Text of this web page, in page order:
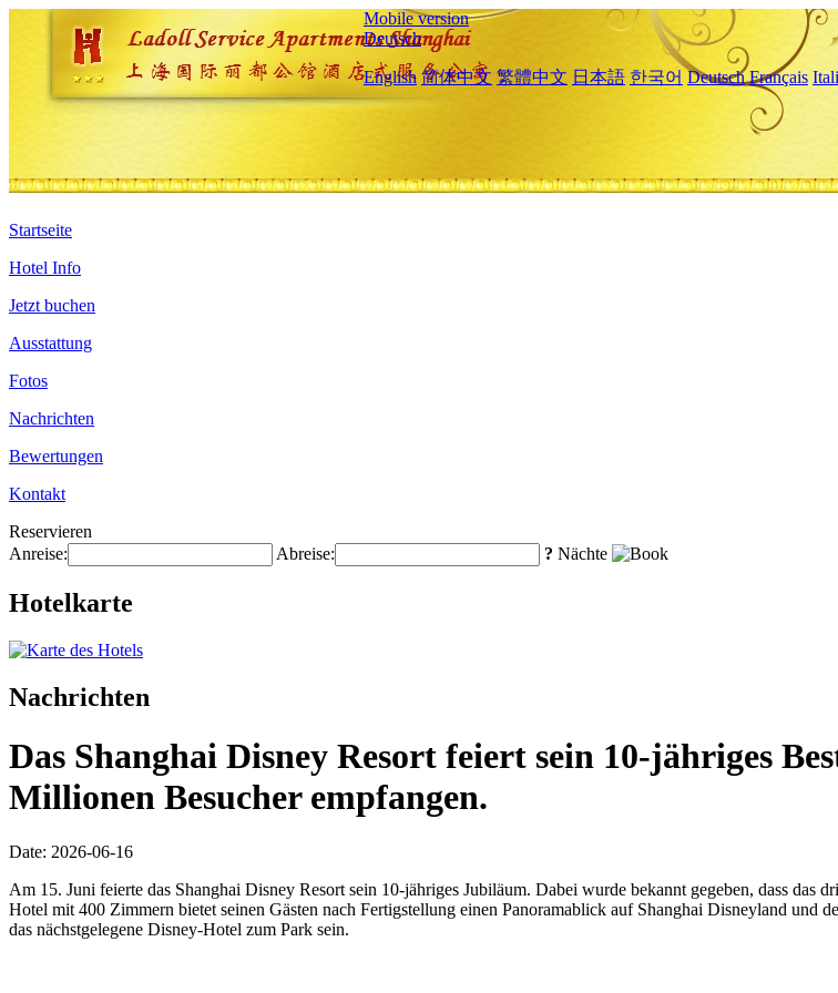
Mobile version
Deutsch
English 简体中文 繁體中文 日本語 한국어 Deutsch Français
Startseite
Hotel Info
Jetzt buchen
Ausstattung
Fotos
Nachrichten
Bewertungen
Kontakt
Reservieren
Anreise:
Abreise: ? Nächte
Hotelkarte
Nachrichten
Das Shanghai Disney Resort feiert sein 10-jähriges
Millionen Besucher empfangen.
Date: 2026-06-16
Am 15. Juni feierte das Shanghai Disney Resort sein 10-jähriges Jubiläum. Dabei wurde bekannt gegeben, dass
Hotel mit 400 Zimmern bietet seinen Gästen nach Fertigstellung einen Panoramablick auf Shanghai Disneyland und
das nächstgelegene Disney-Hotel zum Park sein.